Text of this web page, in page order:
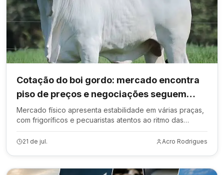
Cotação do boi gordo: mercado encontra
piso de preços e negociações seguem
cautelosas
Mercado físico apresenta estabilidade em várias praças,
com frigoríficos e pecuaristas atentos ao ritmo das
negociações e à demanda.
21 de jul. Acro Rodrigues